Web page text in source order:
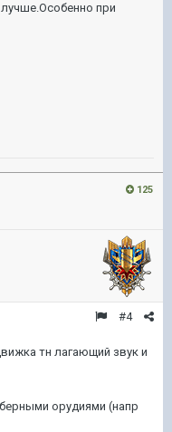
при
125
#4
тн лагающий звук и
орудиями (напр